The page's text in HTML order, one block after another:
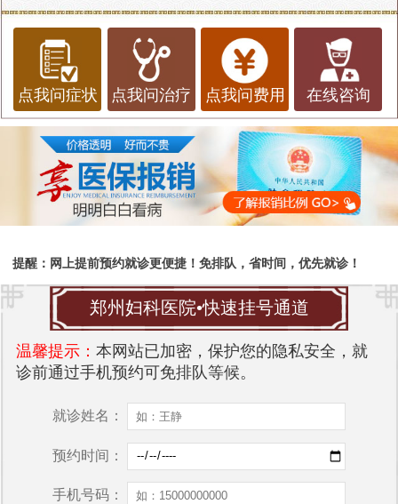
点我问症状 点我问治疗 点我问费用 在线咨询
提醒：网上提前预约就诊更便捷！免排队，省时间，优先就诊！
郑州妇科医院•快速挂号通道
温馨提示： 本网站已加密，保护您的隐私安全，就
诊前通过手机预约可免排队等候。
就诊姓名：
预约时间：
手机号码：